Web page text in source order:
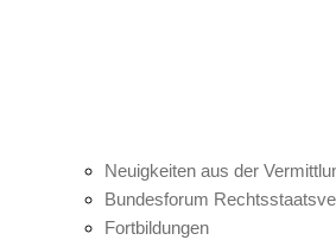
Neuigkeiten aus der
Bundesforum
Fortbildungen